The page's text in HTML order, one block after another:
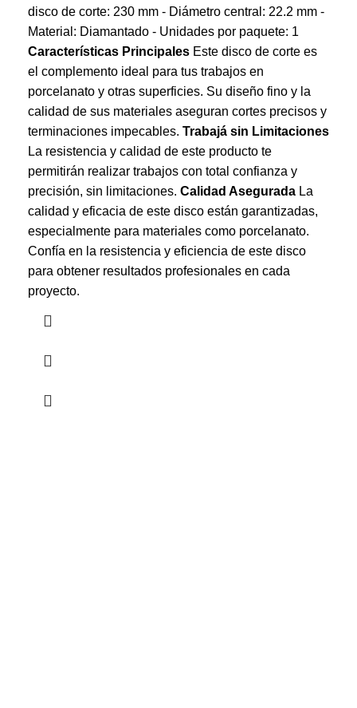
disco de corte: 230 mm - Diámetro central: 22.2 mm -
Material: Diamantado - Unidades por paquete: 1
Características Principales Este disco de corte es
el complemento ideal para tus trabajos en
porcelanato y otras superficies. Su diseño fino y la
calidad de sus materiales aseguran cortes precisos y
terminaciones impecables. Trabajá sin Limitaciones
La resistencia y calidad de este producto te
permitirán realizar trabajos con total confianza y
precisión, sin limitaciones. Calidad Asegurada La
calidad y eficacia de este disco están garantizadas,
especialmente para materiales como porcelanato.
Confía en la resistencia y eficiencia de este disco
para obtener resultados profesionales en cada
proyecto.